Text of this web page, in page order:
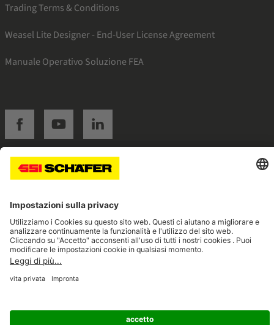
Trading Terms & Conditions
Weasel Lite Designer - End-User License Agreement
Manuale Operativo Soluzione FEA
SSI facebookSSI youtubeSSI linkedin
Navigate to home page
© 2026